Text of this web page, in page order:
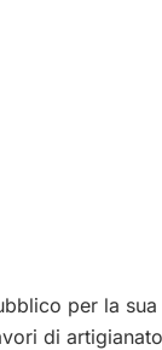
per la
di